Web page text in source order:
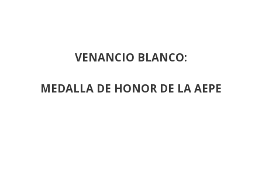
VENANCIO BLANCO:
MEDALLA DE HONOR DE LA AEPE